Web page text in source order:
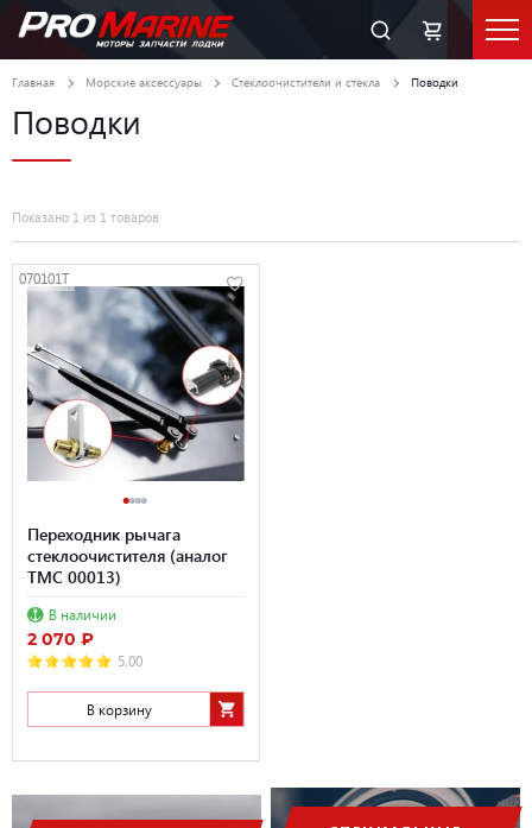
Главная Морские аксессуары Стеклоочистители и стекла Поводки
Поводки
Показано 1 из 1 товаров
070101T
Переходник рычага
стеклоочистителя (аналог
TMC 00013)
В наличии
2 070 ₽
5.00
В корзину